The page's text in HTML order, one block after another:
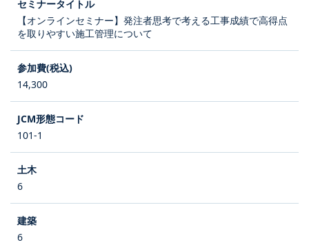
【オンラインセミナー】発注者思考で考える工事成績で高得点
を取りやすい施工管理について
14,300
101-1
6
6